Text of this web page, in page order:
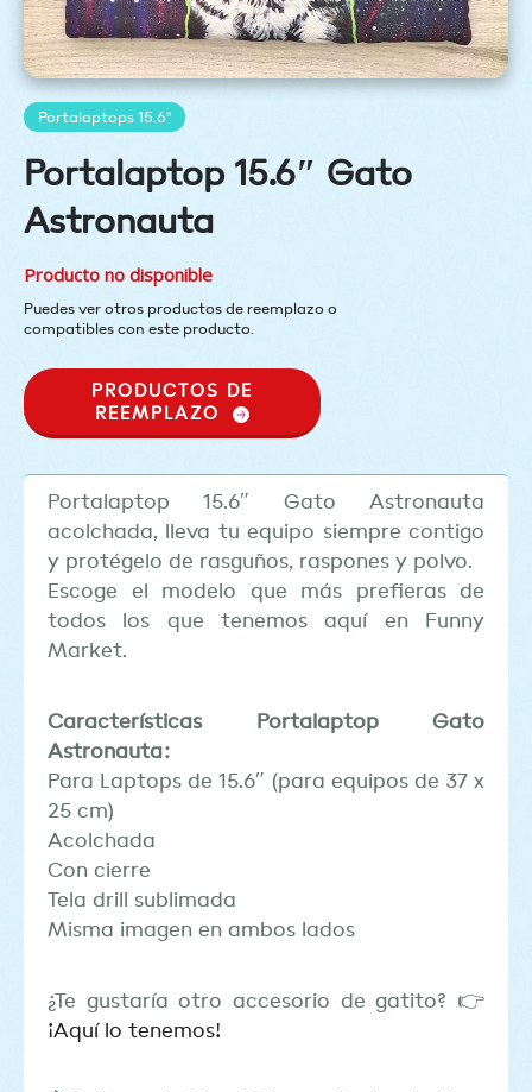
Portalaptops 15.6"
Portalaptop 15.6″ Gato
Astronauta
Producto no disponible
Puedes ver otros productos de reemplazo o
compatibles con este producto.
PRODUCTOS DE
REEMPLAZO
Portalaptop 15.6″ Gato Astronauta
acolchada, lleva tu equipo siempre contigo
y protégelo de rasguños, raspones y polvo.
Escoge el modelo que más prefieras de
todos los que tenemos aquí en Funny
Market.
Características Portalaptop Gato
Astronauta:
Para Laptops de 15.6″ (para equipos de 37 x
25 cm)
Acolchada
Con cierre
Tela drill sublimada
Misma imagen en ambos lados
¿Te gustaría otro accesorio de gatito? 👉
¡Aquí lo tenemos!